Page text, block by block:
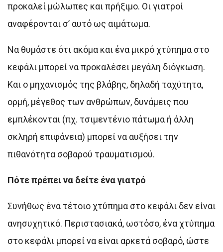
προκαλεί μώλωπες και πρήξιμο. Οι γιατροί
αναφέρονται σ’ αυτό ως αιμάτωμα.
Να θυμάστε ότι ακόμα και ένα μικρό χτύπημα στο
κεφάλι μπορεί να προκαλέσει μεγάλη διόγκωση.
Και ο μηχανισμός της βλάβης, δηλαδή ταχύτητα,
ορμή, μέγεθος των ανθρώπων, δυνάμεις που
εμπλέκονται (πχ. τσιμεντένιο πάτωμα ή άλλη
σκληρή επιφάνεια) μπορεί να αυξήσει την
πιθανότητα σοβαρού τραυματισμού.
Πότε πρέπει να δείτε ένα γιατρό
Συνήθως ένα τέτοιο χτύπημα στο κεφάλι δεν είναι
ανησυχητικό. Περιστασιακά, ωστόσο, ένα χτύπημα
στο κεφάλι μπορεί να είναι αρκετά σοβαρό, ώστε